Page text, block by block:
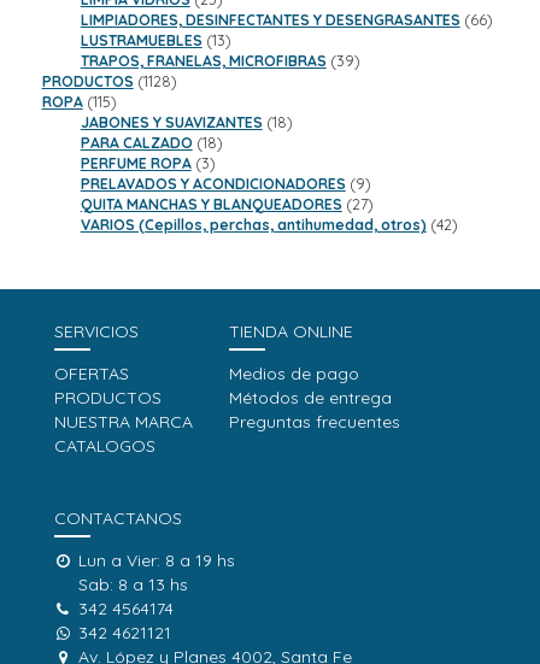
productos
LIMPIADORES, DESINFECTANTES Y DESENGRASANTES 6666
LUSTRAMUEBLES 1313
productos
TRAPOS, FRANELAS, MICROFIBRAS 3939
PRODUCTOS 11281128
ROPA 115115
productos
JABONES Y SUAVIZANTES 1818
PARA CALZADO 1818
PERFUME ROPA 33
productos
PRELAVADOS Y ACONDICIONADORES 99
productos
QUITA MANCHAS Y BLANQUEADORES 2727
productos
VARIOS (Cepillos, perchas, antihumedad, otros) 4242
SERVICIOS
OFERTAS
PRODUCTOS
NUESTRA MARCA
CATALOGOS
TIENDA ONLINE
Medios de pago
Métodos de entrega
Preguntas frecuentes
CONTACTANOS
Lun a Vier: 8 a 19 hs
Sab: 8 a 13 hs
342 4564174
342 4621121
Av. López y Planes 4002, Santa Fe